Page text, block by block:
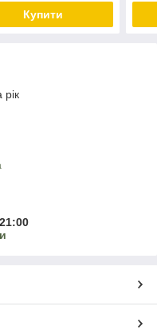
Купити
рік